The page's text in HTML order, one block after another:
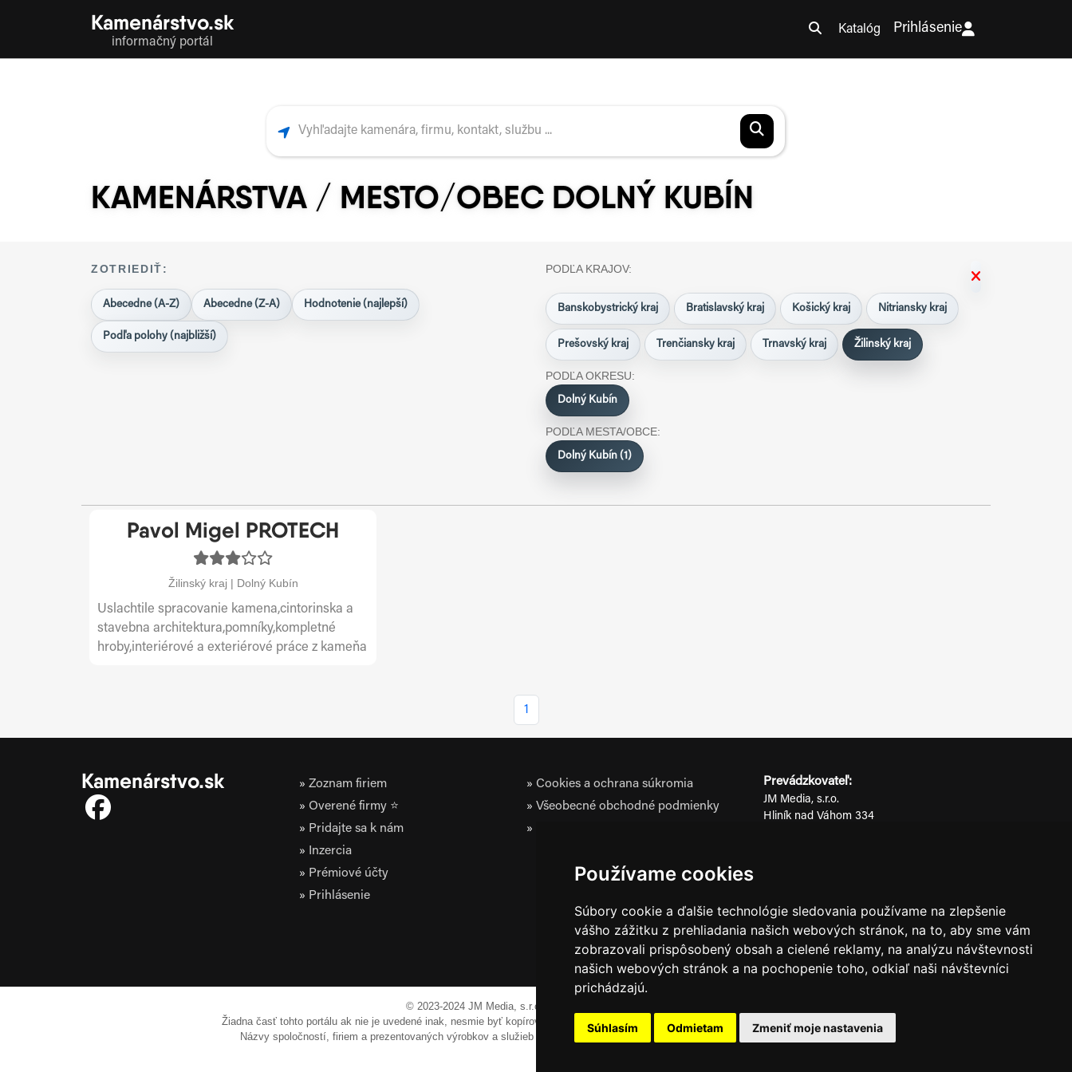
Používame cookies
Súbory cookie a ďalšie technológie sledovania používame na zlepšenie
vášho zážitku z prehliadania našich webových stránok, na to, aby sme vám
zobrazovali prispôsobený obsah a cielené reklamy, na analýzu návštevnosti
našich webových stránok a na pochopenie toho, odkiaľ naši návštevníci
prichádzajú.
Súhlasím Odmietam Zmeniť moje nastavenia
Kamenárstvo.sk
informačný portál
Katalóg Prihlásenie
KAMENÁRSTVA / MESTO/OBEC DOLNÝ KUBÍN
ZOTRIEDIŤ:
Abecedne (A-Z) Abecedne (Z-A) Hodnotenie (najlepší)
Podľa polohy (najbližší)
PODĽA KRAJOV:
Banskobystrický kraj Bratislavský kraj Košický kraj Nitriansky kraj
Prešovský kraj Trenčiansky kraj Trnavský kraj Žilinský kraj
PODĽA OKRESU:
Dolný Kubín
PODĽA MESTA/OBCE:
Dolný Kubín (1)
Pavol Migel PROTECH
Žilinský kraj | Dolný Kubín
Uslachtile spracovanie kamena,cintorinska a
stavebna architektura,pomníky,kompletné
hroby,interiérové a exteriérové práce z kameňa
1
Kamenárstvo.sk
Zoznam firiem
Overené firmy ⭐
Pridajte sa k nám
Inzercia
Prémiové účty
Prihlásenie
Cookies a ochrana súkromia
Všeobecné obchodné podmienky
Prevádzkovateľ:
JM Media, s.r.o.
Hliník nad Váhom 334
0911 955 646
© 2023-2024 JM Media, s.r.o.
Žiadna časť tohto portálu ak nie je uvedené inak, nesmie byť kopírovaná, alebo prezentovaná bez výslovného súhlasu prevádzkovateľa.
Názvy spoločností, firiem a prezentovaných výrobkov a služieb môžu byť registrovanými obchodnými známkami ich vlastníkov.